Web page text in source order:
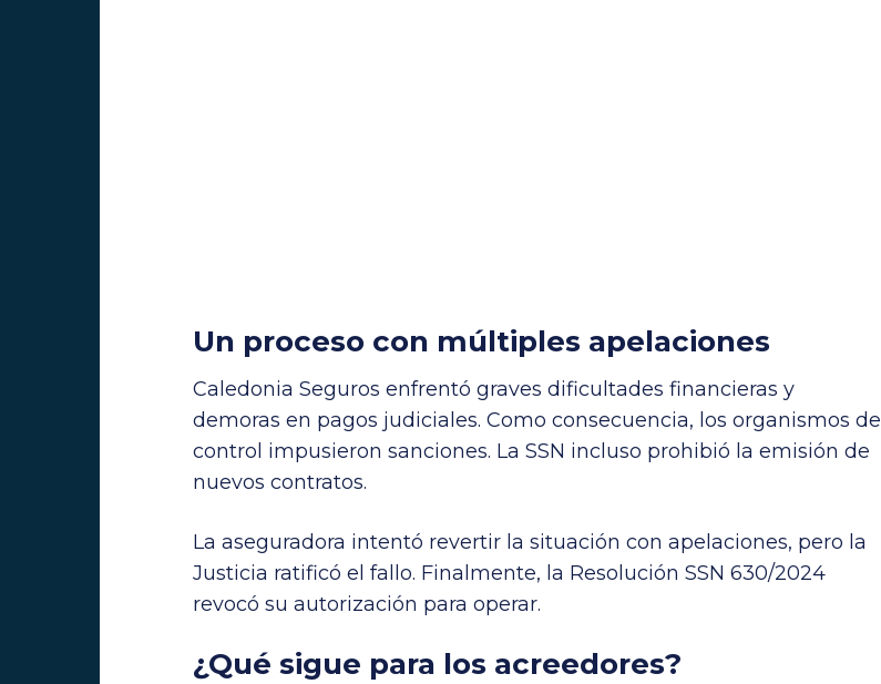
Un proceso con múltiples apelaciones
Caledonia Seguros enfrentó graves dificultades financieras y
demoras en pagos judiciales. Como consecuencia, los organismos de
control impusieron sanciones. La SSN incluso prohibió la emisión de
nuevos contratos.
La aseguradora intentó revertir la situación con apelaciones, pero la
Justicia ratificó el fallo. Finalmente, la Resolución SSN 630/2024
revocó su autorización para operar.
¿Qué sigue para los acreedores?